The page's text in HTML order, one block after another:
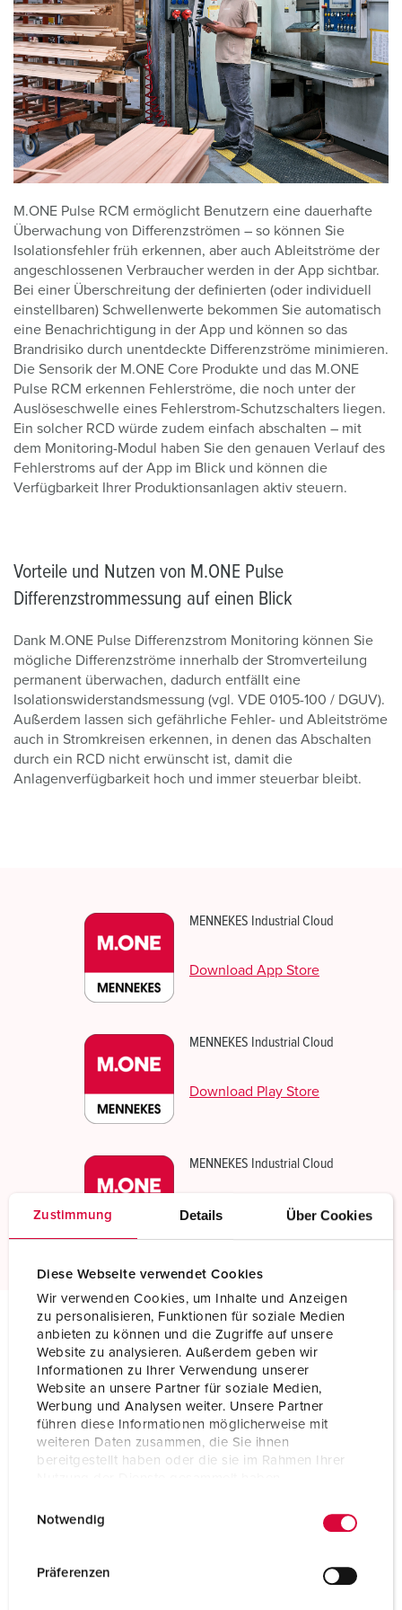
Zustimmung Details Über Cookies
Diese Webseite verwendet Cookies
Wir verwenden Cookies, um Inhalte und Anzeigen
zu personalisieren, Funktionen für soziale Medien
anbieten zu können und die Zugriffe auf unsere
Website zu analysieren. Außerdem geben wir
Informationen zu Ihrer Verwendung unserer
Website an unsere Partner für soziale Medien,
Werbung und Analysen weiter. Unsere Partner
führen diese Informationen möglicherweise mit
weiteren Daten zusammen, die Sie ihnen
bereitgestellt haben oder die sie im Rahmen Ihrer
Notwendig
Präferenzen
M.ONE Pulse RCM ermöglicht Benutzern eine dauerhafte
Überwachung von Differenzströmen – so können Sie
Isolationsfehler früh erkennen, aber auch Ableitströme der
angeschlossenen Verbraucher werden in der App sichtbar.
Bei einer Überschreitung der definierten (oder individuell
einstellbaren) Schwellenwerte bekommen Sie automatisch
eine Benachrichtigung in der App und können so das
Brandrisiko durch unentdeckte Differenzströme minimieren.
Die Sensorik der M.ONE Core Produkte und das M.ONE
Pulse RCM erkennen Fehlerströme, die noch unter der
Auslöseschwelle eines Fehlerstrom-Schutzschalters liegen.
Ein solcher RCD würde zudem einfach abschalten – mit
dem Monitoring-Modul haben Sie den genauen Verlauf des
Fehlerstroms auf der App im Blick und können die
Verfügbarkeit Ihrer Produktionsanlagen aktiv steuern.
Vorteile und Nutzen von M.ONE Pulse
Differenzstrommessung auf einen Blick
Dank M.ONE Pulse Differenzstrom Monitoring können Sie
mögliche Differenzströme innerhalb der Stromverteilung
permanent überwachen, dadurch entfällt eine
Isolationswiderstandsmessung (vgl. VDE 0105-100 / DGUV).
Außerdem lassen sich gefährliche Fehler- und Ableitströme
auch in Stromkreisen erkennen, in denen das Abschalten
durch ein RCD nicht erwünscht ist, damit die
Anlagenverfügbarkeit hoch und immer steuerbar bleibt.
MENNEKES Industrial Cloud
Download App Store
MENNEKES Industrial Cloud
Download Play Store
MENNEKES Industrial Cloud
Web-App
Entdecken Sie, welchen Unterschied IoT in der Praxis macht